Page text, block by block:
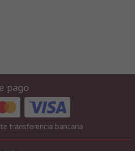
pago
transferencia bancaria